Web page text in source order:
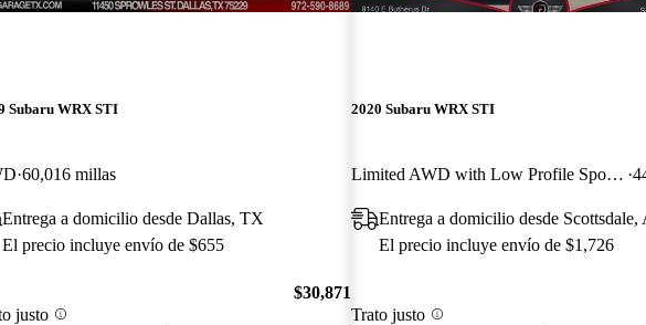
Subaru WRX STI
60,016 millas
Entrega a domicilio desde Dallas, TX
El precio incluye envío de $655
justo
$30,871
2020 Subaru WRX STI
Limited AWD with Low Profile Spoiler
Entrega a domicilio desde Scottsdale,
El precio incluye envío de $1,726
Trato justo